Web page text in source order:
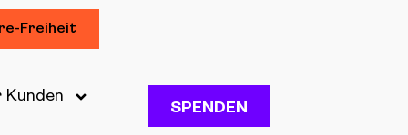
Freiheit
Kunden
SPENDEN